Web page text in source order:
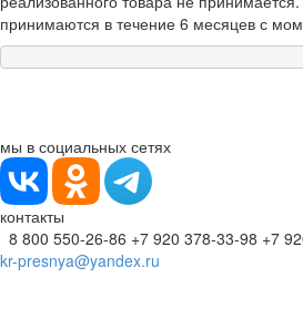
принимаются в течение 6 месяцев с
мы в социальных сетях
контакты
8 800 550-26-86 +7 920 378-33-98 +7
kr-presnya@yandex.ru